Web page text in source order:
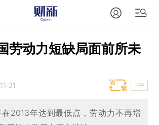
劳动力短缺局面前所未
T中
2013年达到最低点，劳动力不再增